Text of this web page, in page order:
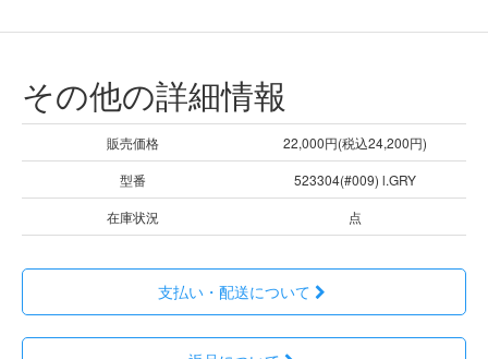
その他の詳細情報
販売価格
22,000円(税込24,200円)
型番
523304(#009) l.GRY
在庫状況
点
支払い・配送について